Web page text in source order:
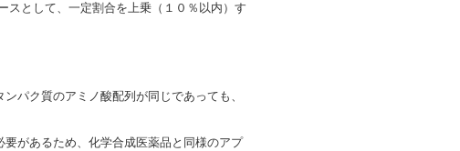
スとして、一定割合を上乗（１０％以内）す
パク質のアミノ酸配列が同じであっても、
があるため、化学合成医薬品と同様のアプ